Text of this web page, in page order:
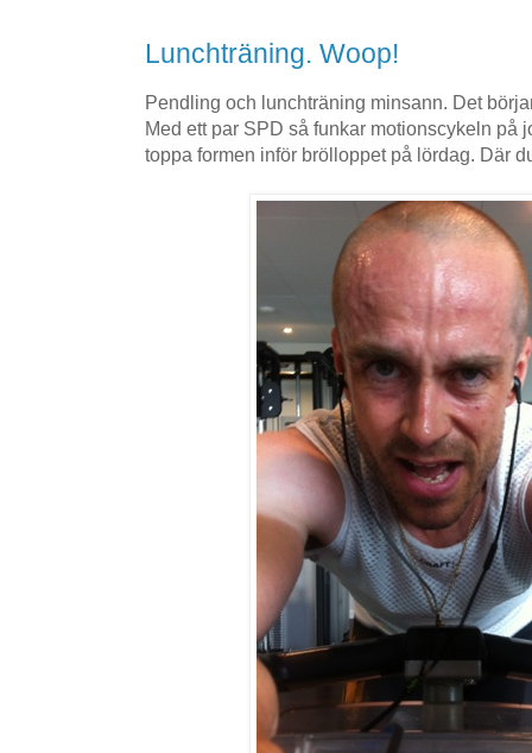
Lunchträning. Woop!
Pendling och lunchträning minsann. Det
Med ett par SPD så funkar motionscykeln på
toppa formen inför brölloppet på lördag. Där